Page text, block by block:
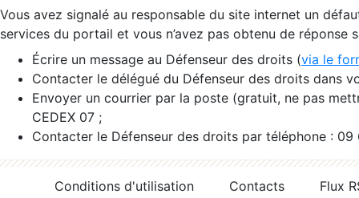
Vous avez signalé au responsable du site internet un
services du portail et vous n’avez pas obtenu de réponse
Écrire un message au Défenseur des droits (via le
Contacter le délégué du Défenseur des droits dans
Envoyer un courrier par la poste (gratuit, ne pas
CEDEX 07 ;
Contacter le Défenseur des droits par téléphone :
Conditions d'utilisation Contacts
Flux